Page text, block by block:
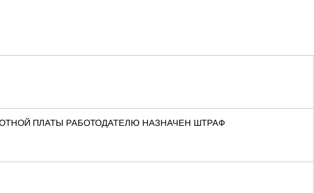
ПЛАТЫ РАБОТОДАТЕЛЮ НАЗНАЧЕН ШТРАФ